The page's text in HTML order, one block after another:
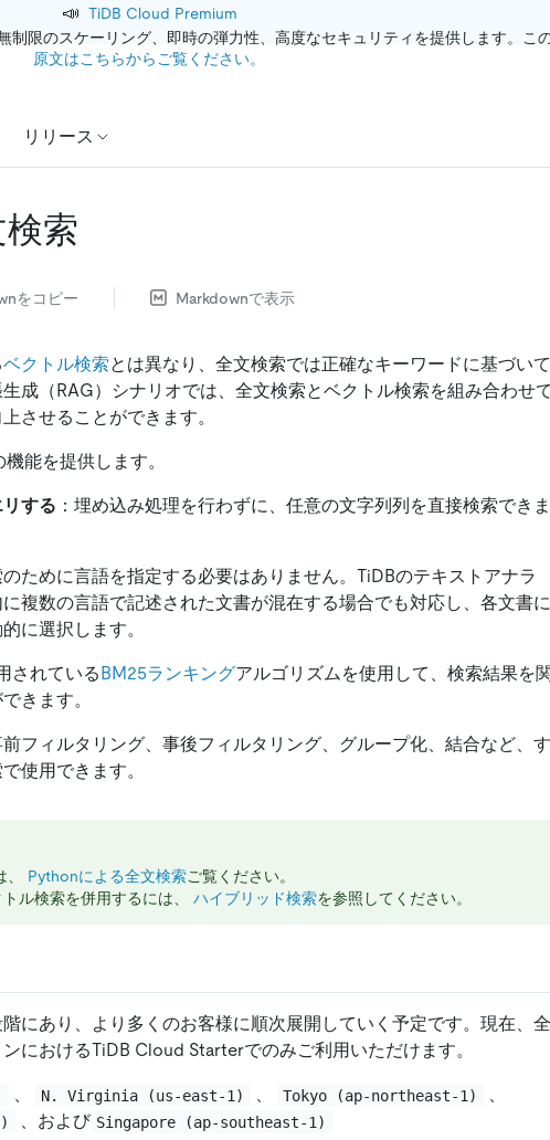
📣 TiDB Cloud Premium
限のスケーリング、即時の弾力性、高度なセキュリティを提供します。こ
原文はこちらからご覧ください。
リリース
索
をコピー Markdownで表示
ベクトル検索とは異なり、全文検索では正確なキーワードに基づいて
成（RAG）シナリオでは、全文検索とベクトル検索を組み合わせて
させることができます。
能を提供します。
する ：埋め込み処理を行わずに、任意の文字列列を直接検索できま
のために言語を指定する必要はありません。TiDBのテキストアナラ​​
複数の言語で記述された文書が混在する場合でも対応し、各文書に
に選択します。
されているBM25ランキングアルゴリズムを使用して、検索結果を
きます。
前フィルタリング、事後フィルタリング、グループ化、結合など、す
使用できます。
、 Pythonによる全文検索ご覧ください。
ル検索を併用するには、 ハイブリッド検索を参照してください。
にあり、より多くのお客様に順次展開していく予定です。現在、全
におけるTiDB Cloud Starterでのみご利用いただけます。
、 N. Virginia (us-east-1) 、 Tokyo (ap-northeast-1) 、
、および Singapore (ap-southeast-1)